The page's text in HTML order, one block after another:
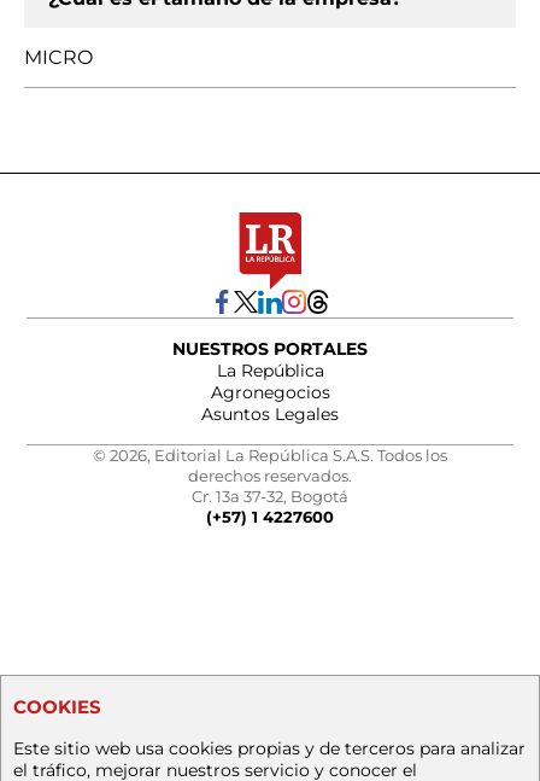
MICRO
NUESTROS PORTALES
La República
Agronegocios
Asuntos Legales
© 2026, Editorial La República S.A.S. Todos los
derechos reservados.
Cr. 13a 37-32, Bogotá
(+57) 1 4227600
COOKIES
Este sitio web usa cookies propias y de terceros para analizar
el tráfico, mejorar nuestros servicio y conocer el